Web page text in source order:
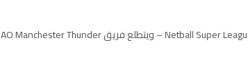
يتبقى شهر حتى النهائي الكبير لدوري Netball Super League – ويتطلع فريق AO Manchester Thunder